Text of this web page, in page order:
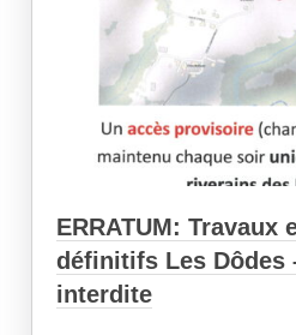
ERRATUM: Travaux
définitifs Les Dôdes
interdite